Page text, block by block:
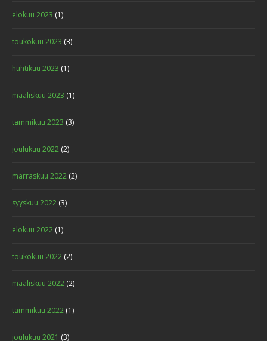
elokuu 2023 (1)
toukokuu 2023 (3)
huhtikuu 2023 (1)
maaliskuu 2023 (1)
tammikuu 2023 (3)
joulukuu 2022 (2)
marraskuu 2022 (2)
syyskuu 2022 (3)
elokuu 2022 (1)
toukokuu 2022 (2)
maaliskuu 2022 (2)
tammikuu 2022 (1)
joulukuu 2021 (3)